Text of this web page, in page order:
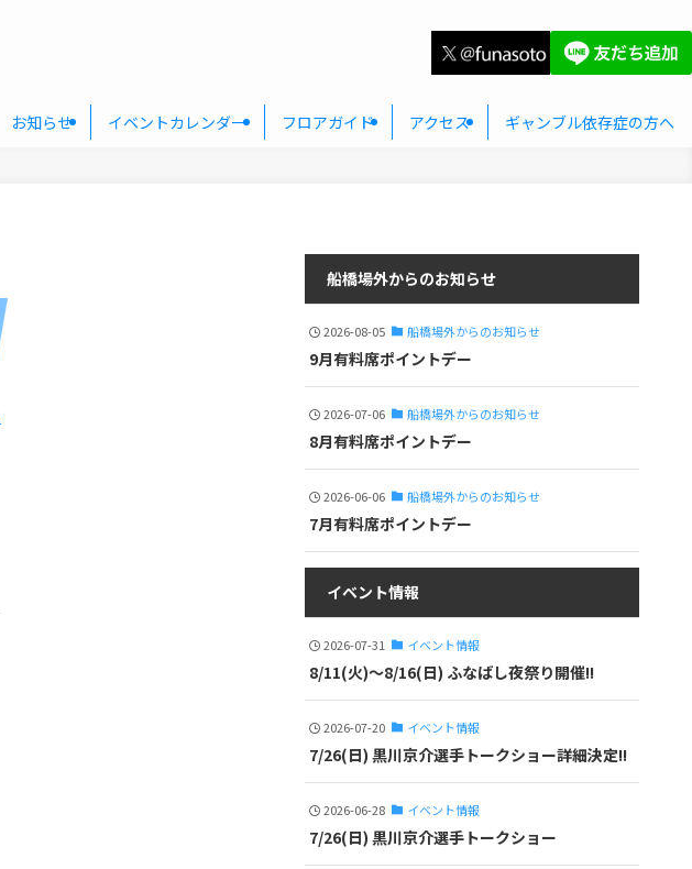
お知らせ イベントカレンダー フロアガイド アクセス ギャンブル依存症の方へ
船橋場外からのお知らせ
2026-08-05 船橋場外からのお知らせ
9月有料席ポイントデー
2026-07-06 船橋場外からのお知らせ
8月有料席ポイントデー
2026-06-06 船橋場外からのお知らせ
7月有料席ポイントデー
イベント情報
2026-07-31 イベント情報
8/11(火)～8/16(日) ふなばし夜祭り開催!!
2026-07-20 イベント情報
7/26(日) 黒川京介選手トークショー詳細決定!!
2026-06-28 イベント情報
7/26(日) 黒川京介選手トークショー